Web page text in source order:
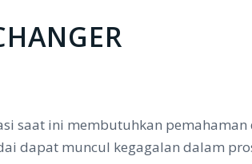
saat ini membutuhkan
dapat muncul kegagalan dalam